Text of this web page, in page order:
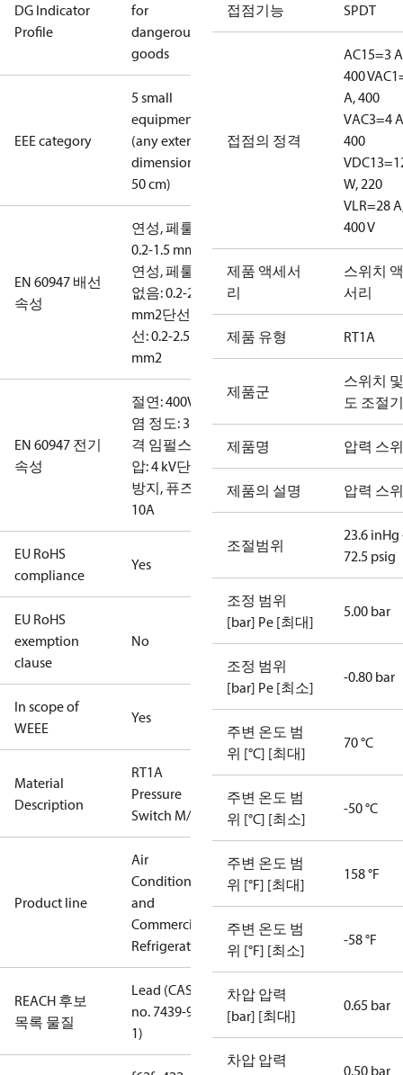
DG Indicator
Profile
for
dangerous
goods
EEE category
5 small
equipment
(any external
dimension <
50 cm)
EN 60947 배선
속성
연성, 페룰:
0.2-1.5 mm2
연성, 페룰
없음: 0.2-2.5
mm2단선/연
선: 0.2-2.5
mm2
EN 60947 전기
속성
절연: 400V
염 정도: 3
격 임펄스 전
압: 4 kV단락
방지, 퓨즈:
10A
EU RoHS
compliance
Yes
EU RoHS
exemption
clause
No
In scope of
WEEE
Yes
Material
Description
RT1A
Pressure
Switch M/15
Product line
Air
Conditioning
and
Commercial
Refrigeration
REACH 후보
목록 물질
Lead (CAS
no. 7439-92-
1)
접점기능 SPDT
접점의 정격
AC15=3
400 V
A, 400
VAC3=4
400
V
W, 220
VLR=28
400 V
제품 액세서
리
스위치
서리
제품 유형 RT1A
제품군
스위치
도 조절기
제품명 압력 스
제품의 설명 압력 스
조절범위
23.6 inHg
72.5 psig
조정 범위
[bar] Pe [최대]
5.00 bar
조정 범위
[bar] Pe [최소]
-0.80 bar
주변 온도 범
위 [°C] [최대]
70 °C
주변 온도 범
위 [°C] [최소]
-50 °C
주변 온도 범
위 [°F] [최대]
158 °F
주변 온도 범
위 [°F] [최소]
-58 °F
차압 압력
[bar] [최대]
0.65 bar
차압 압력
0.50 bar